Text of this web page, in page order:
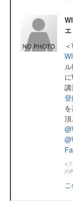
エ
＜
を
頂
※
の